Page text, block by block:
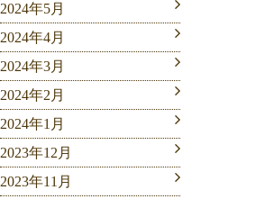
2024年5月
2024年4月
2024年3月
2024年2月
2024年1月
2023年12月
2023年11月